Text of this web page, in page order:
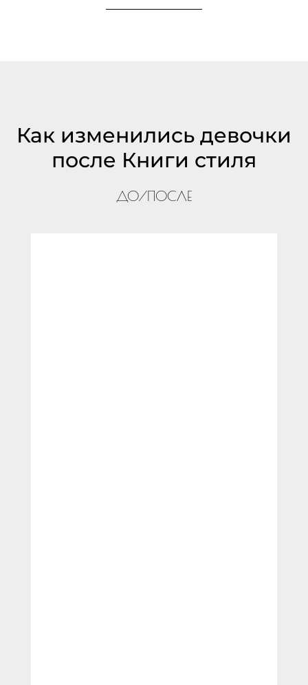
Как изменились девочки
после Книги стиля
ДО/ПОСЛЕ